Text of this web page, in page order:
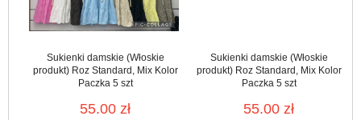
Sukienki damskie (Włoskie
produkt) Roz Standard, Mix Kolor
Paczka 5 szt
55.00 zł
Sukienki damskie (Włoskie
produkt) Roz Standard, Mix Kolor
Paczka 5 szt
55.00 zł